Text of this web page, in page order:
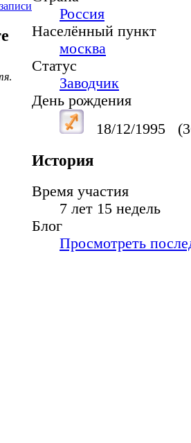
.
Россия
Населённый пункт
москва
Статус
Заводчик
День рождения
18/12/1995
История
Время участия
7 лет 15 недель
Блог
Просмотреть